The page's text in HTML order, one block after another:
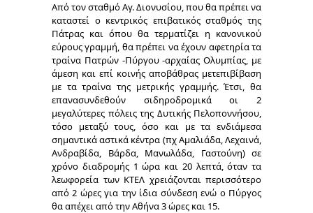
Από τον σταθμό Αγ. Διονυσίου, που θα πρέπει να
καταστεί ο κεντρικός επιβατικός σταθμός της
Πάτρας και όπου θα τερματίζει η κανονικού
εύρους γραμμή, θα πρέπει να έχουν αφετηρία τα
τραίνα Πατρών -Πύργου -αρχαίας Ολυμπίας, με
άμεση και επί κοινής αποβάθρας μετεπιβίβαση
με τα τραίνα της μετρικής γραμμής. Έτσι, θα
επανασυνδεθούν σιδηροδρομικά οι 2
μεγαλύτερες πόλεις της Δυτικής Πελοποννήσου,
τόσο μεταξύ τους, όσο και με τα ενδιάμεσα
σημαντικά αστικά κέντρα (πχ Αμαλιάδα, Λεχαινά,
Ανδραβίδα, Βάρδα, Μανωλάδα, Γαστούνη) σε
χρόνο διαδρομής 1 ώρα και 20 λεπτά, όταν τα
λεωφορεία των ΚΤΕΛ χρειάζονται περισσότερο
από 2 ώρες για την ίδια σύνδεση ενώ ο Πύργος
θα απέχει από την Αθήνα 3 ώρες και 15.